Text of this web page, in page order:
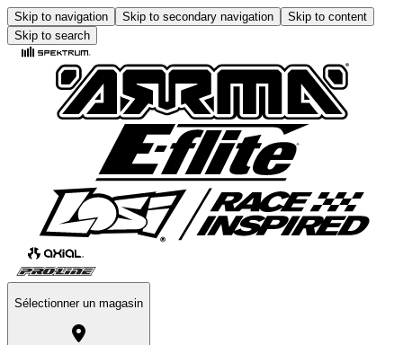
Skip to navigation Skip to secondary navigation
Skip to content
Skip to search
Sélectionner un magasin